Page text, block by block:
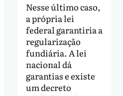
Nesse último caso,
a própria lei
federal garantiria a
regularização
fundiária. A lei
nacional dá
garantias e existe
um decreto